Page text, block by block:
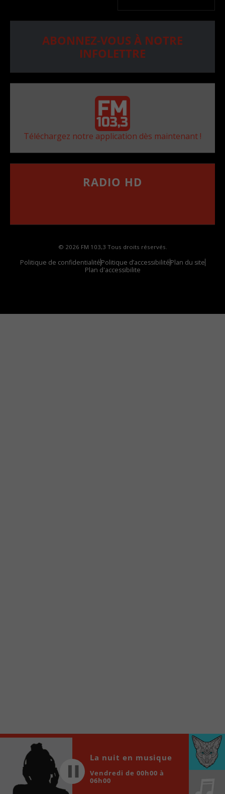
ABONNEZ-VOUS À NOTRE
INFOLETTRE
Téléchargez notre application dès maintenant !
RADIO HD
© 2026 FM 103,3 Tous droits réservés.
Politique de confidentialitéPolitique d’accessibilitéPlan du site
Plan d'accessibilite
locale vous sont maintenant accessibles en un clic!
Audio
Player
00:00 00:00
La nuit en musique
Vendredi de 00h00 à
06h00